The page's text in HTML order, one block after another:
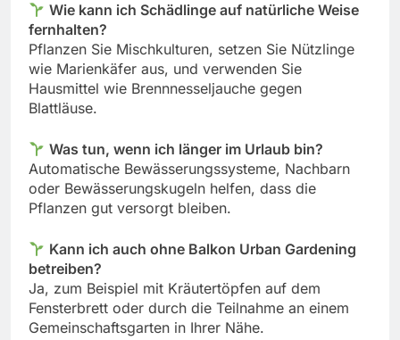
Wie kann ich Schädlinge auf natürliche Weise
fernhalten?
Pflanzen Sie Mischkulturen, setzen Sie Nützlinge
wie Marienkäfer aus, und verwenden Sie
Hausmittel wie Brennnesseljauche gegen
Blattläuse.
Was tun, wenn ich länger im Urlaub bin?
Automatische Bewässerungssysteme, Nachbarn
oder Bewässerungskugeln helfen, dass die
Pflanzen gut versorgt bleiben.
Kann ich auch ohne Balkon Urban Gardening
betreiben?
Ja, zum Beispiel mit Kräutertöpfen auf dem
Fensterbrett oder durch die Teilnahme an einem
Gemeinschaftsgarten in Ihrer Nähe.